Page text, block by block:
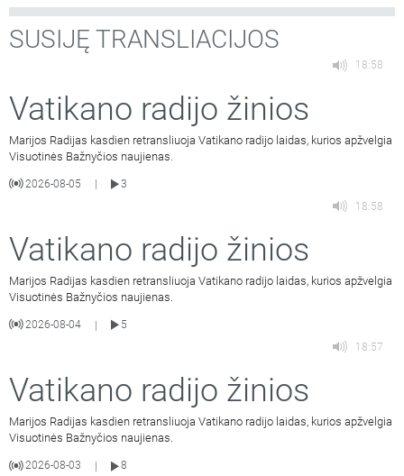
SUSIJĘ TRANSLIACIJOS
18:58
Vatikano radijo žinios
Marijos Radijas kasdien retransliuoja Vatikano radijo laidas, kurios apžvelgia
Visuotinės Bažnyčios naujienas.
2026-08-05
3
18:58
Vatikano radijo žinios
Marijos Radijas kasdien retransliuoja Vatikano radijo laidas, kurios apžvelgia
Visuotinės Bažnyčios naujienas.
2026-08-04 |
5
18:57
Vatikano radijo žinios
Marijos Radijas kasdien retransliuoja Vatikano radijo laidas, kurios apžvelgia
Visuotinės Bažnyčios naujienas.
2026-08-03
8